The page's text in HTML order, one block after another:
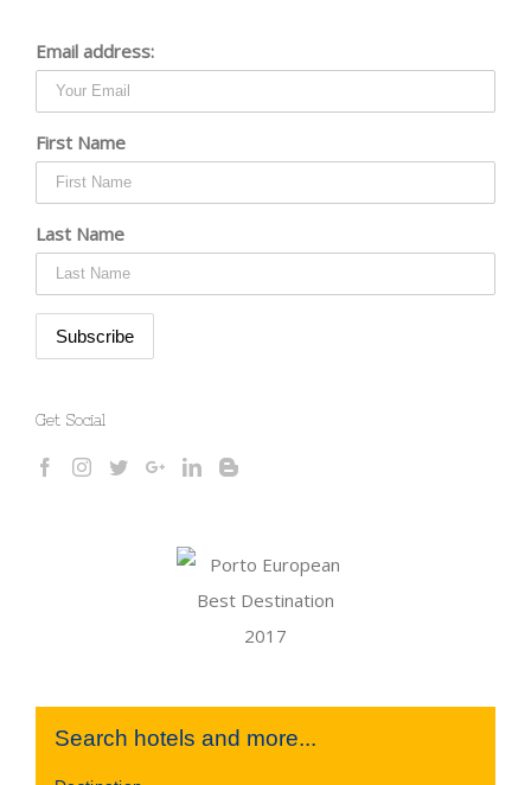
Email address:
First Name
Last Name
Get Social
Search hotels and more...